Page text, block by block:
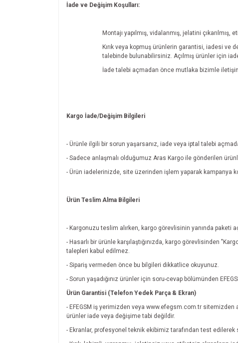
İade ve Değişim Koşulları:
Montajı yapılmış, vidalanmış, jelatini
Kırık veya kopmuş ürünlerin garantisi, iadesi ve
talebinde bulunabilirsiniz. Açılmış ürünler için
İade talebi açmadan önce mutlaka bizimle
Kargo İade/Değişim Bilgileri
- Ürünle ilgili bir sorun yaşarsanız, iade veya iptal talebi
- Sadece anlaşmalı olduğumuz Aras Kargo ile gönderilen
- Ürün iadelerinizde, site üzerinden işlem yaparak kampanya
Ürün Teslim Alma Bilgileri
- Kargonuzu teslim alırken, kargo görevlisinin yanında paketi
- Hasarlı bir ürünle karşılaştığınızda, kargo görevlisinden
talepleri kabul edilmez.
- Sipariş vermeden önce bu bilgileri dikkatlice okuyunuz.
- Sorun yaşadığınız ürünler için soru-cevap bölümünden
Ürün Garantisi (Telefon Yedek Parça & Ekran)
- EFEGSM iş yerimizden veya www.efegsm.com.tr
ürünler iade veya değişime tabi değildir.
- Ekranlar, profesyonel teknik ekibimiz tarafından test